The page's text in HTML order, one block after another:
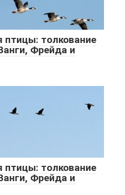
птицы: толкование
Фрейда и
птицы: толкование
Фрейда и